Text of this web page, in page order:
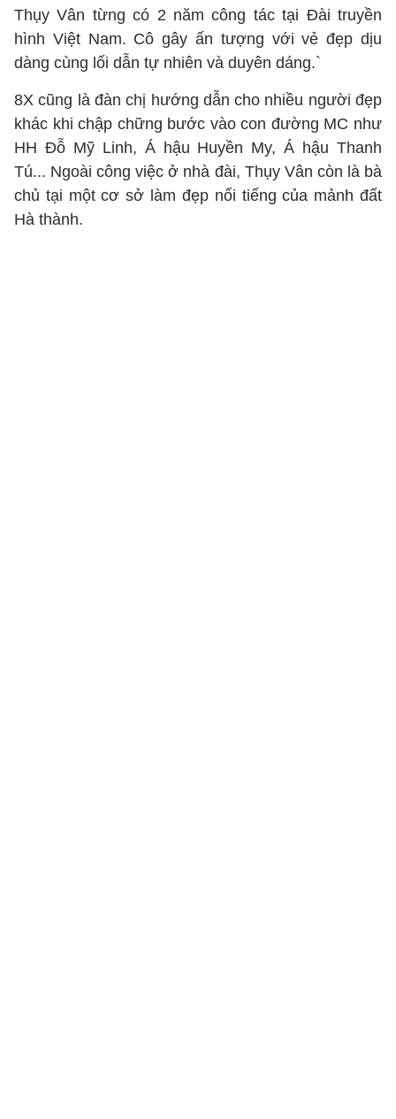
Thụy Vân từng có 2 năm công tác tại Đài truyền
hình Việt Nam. Cô gây ấn tượng với vẻ đẹp dịu
dàng cùng lối dẫn tự nhiên và duyên dáng.`
8X cũng là đàn chị hướng dẫn cho nhiều người đẹp
khác khi chập chững bước vào con đường MC như
HH Đỗ Mỹ Linh, Á hậu Huyền My, Á hậu Thanh
Tú... Ngoài công việc ở nhà đài, Thụy Vân còn là bà
chủ tại một cơ sở làm đẹp nổi tiếng của mảnh đất
Hà thành.